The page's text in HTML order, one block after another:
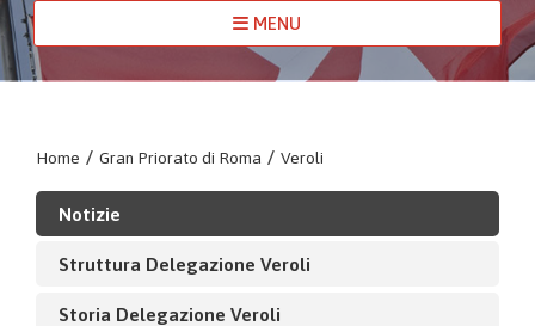
MENU
Home / Gran Priorato di Roma / Veroli
Notizie
Struttura Delegazione Veroli
Storia Delegazione Veroli